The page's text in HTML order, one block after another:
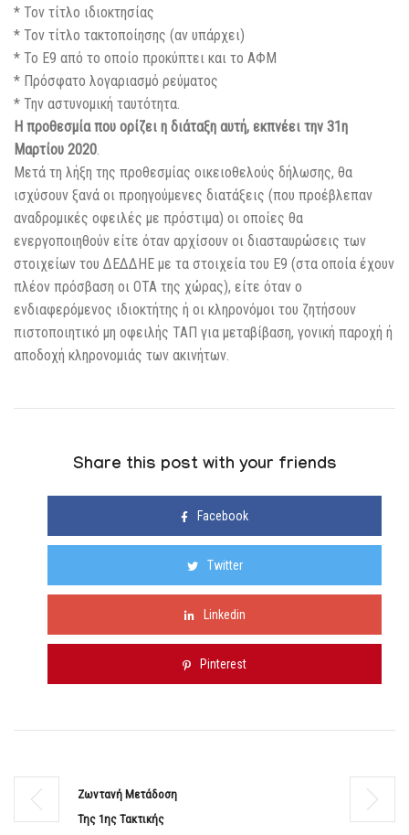
* Τον τίτλο ιδιοκτησίας
* Τον τίτλο τακτοποίησης (αν υπάρχει)
* Το Ε9 από το οποίο προκύπτει και το ΑΦΜ
* Πρόσφατο λογαριασμό ρεύματος
* Την αστυνομική ταυτότητα.
Η προθεσμία που ορίζει η διάταξη αυτή, εκπνέει την 31η
Μαρτίου 2020.
Μετά τη λήξη της προθεσμίας οικειοθελούς δήλωσης, θα
ισχύσουν ξανά οι προηγούμενες διατάξεις (που προέβλεπαν
αναδρομικές οφειλές με πρόστιμα) οι οποίες θα
ενεργοποιηθούν είτε όταν αρχίσουν οι διασταυρώσεις των
στοιχείων του ΔΕΔΔΗΕ με τα στοιχεία του Ε9 (στα οποία έχουν
πλέον πρόσβαση οι ΟΤΑ της χώρας), είτε όταν ο
ενδιαφερόμενος ιδιοκτήτης ή οι κληρονόμοι του ζητήσουν
πιστοποιητικό μη οφειλής ΤΑΠ για μεταβίβαση, γονική παροχή ή
αποδοχή κληρονομιάς των ακινήτων.
Share this post with your friends
Facebook
Twitter
Linkedin
Pinterest
Ζωντανή Μετάδοση
Της 1ης Τακτικής